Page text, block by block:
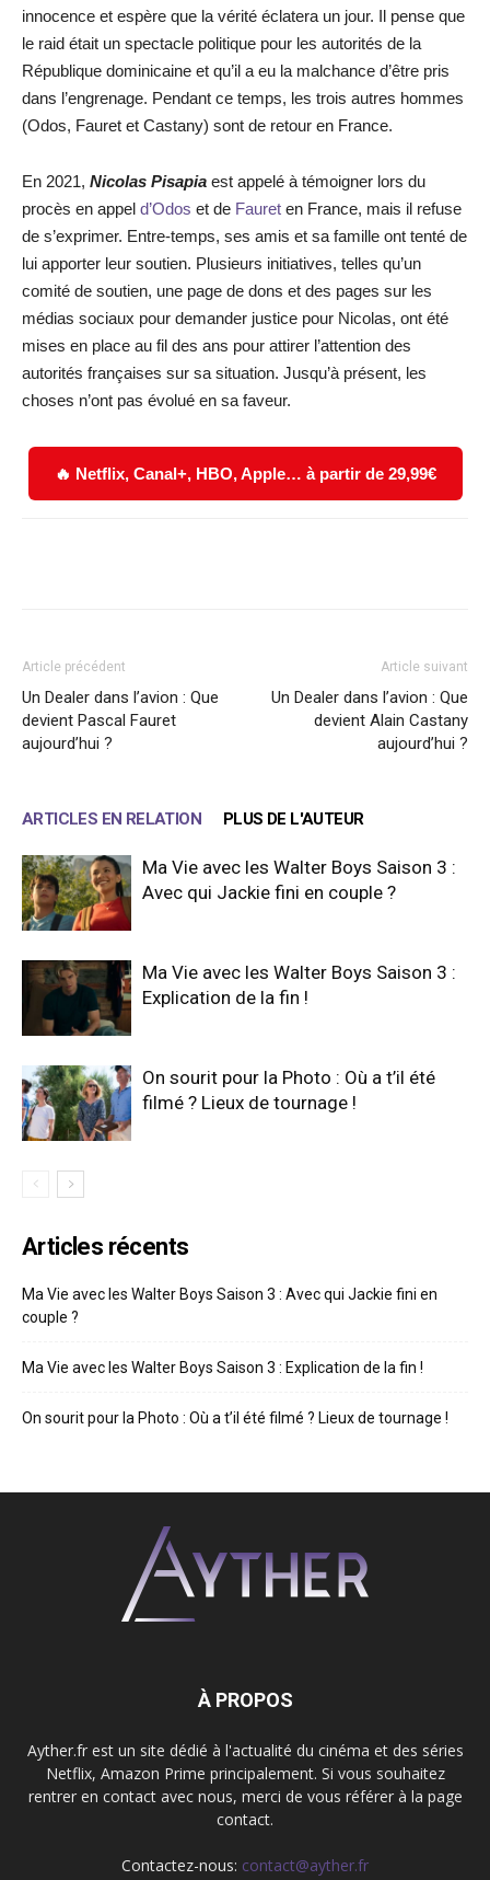
innocence et espère que la vérité éclatera un jour. Il pense que
le raid était un spectacle politique pour les autorités de la
République dominicaine et qu’il a eu la malchance d’être pris
dans l’engrenage. Pendant ce temps, les trois autres hommes
(Odos, Fauret et Castany) sont de retour en France.
En 2021, Nicolas Pisapia est appelé à témoigner lors du
procès en appel d’Odos et de Fauret en France, mais il refuse
de s’exprimer. Entre-temps, ses amis et sa famille ont tenté de
lui apporter leur soutien. Plusieurs initiatives, telles qu’un
comité de soutien, une page de dons et des pages sur les
médias sociaux pour demander justice pour Nicolas, ont été
mises en place au fil des ans pour attirer l’attention des
autorités françaises sur sa situation. Jusqu’à présent, les
choses n’ont pas évolué en sa faveur.
🔥 Netflix, Canal+, HBO, Apple… à partir de 29,99€
Article précédent
Un Dealer dans l’avion : Que
devient Pascal Fauret
aujourd’hui ?
Article suivant
Un Dealer dans l’avion : Que
devient Alain Castany
aujourd’hui ?
ARTICLES EN RELATION PLUS DE L'AUTEUR
Ma Vie avec les Walter Boys Saison 3 :
Avec qui Jackie fini en couple ?
Ma Vie avec les Walter Boys Saison 3 :
Explication de la fin !
On sourit pour la Photo : Où a t’il été
filmé ? Lieux de tournage !
Articles récents
Ma Vie avec les Walter Boys Saison 3 : Avec qui Jackie fini en
couple ?
Ma Vie avec les Walter Boys Saison 3 : Explication de la fin !
On sourit pour la Photo : Où a t’il été filmé ? Lieux de tournage !
À PROPOS
Ayther.fr est un site dédié à l'actualité du cinéma et des séries
Netflix, Amazon Prime principalement. Si vous souhaitez
rentrer en contact avec nous, merci de vous référer à la page
contact.
Contactez-nous: contact@ayther.fr